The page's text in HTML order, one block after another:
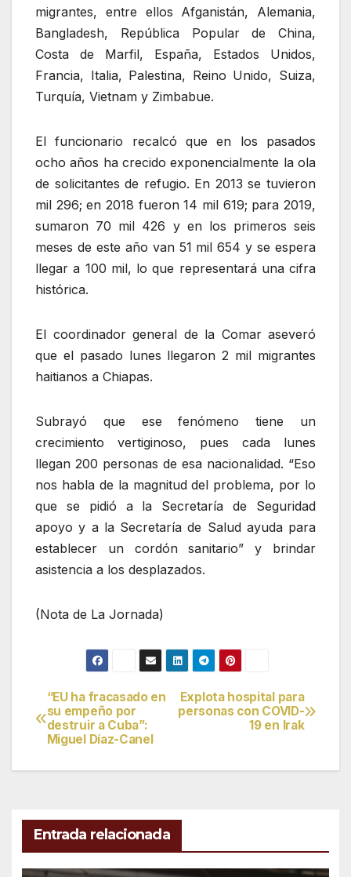
migrantes, entre ellos Afganistán, Alemania,
Bangladesh, República Popular de China,
Costa de Marfil, España, Estados Unidos,
Francia, Italia, Palestina, Reino Unido, Suiza,
Turquía, Vietnam y Zimbabue.
El funcionario recalcó que en los pasados
ocho años ha crecido exponencialmente la ola
de solicitantes de refugio. En 2013 se tuvieron
mil 296; en 2018 fueron 14 mil 619; para 2019,
sumaron 70 mil 426 y en los primeros seis
meses de este año van 51 mil 654 y se espera
llegar a 100 mil, lo que representará una cifra
histórica.
El coordinador general de la Comar aseveró
que el pasado lunes llegaron 2 mil migrantes
haitianos a Chiapas.
Subrayó que ese fenómeno tiene un
crecimiento vertiginoso, pues cada lunes
llegan 200 personas de esa nacionalidad. “Eso
nos habla de la magnitud del problema, por lo
que se pidió a la Secretaría de Seguridad
apoyo y a la Secretaría de Salud ayuda para
establecer un cordón sanitario” y brindar
asistencia a los desplazados.
(Nota de La Jornada)
Navegación
de
entradas
Explota hospital para
personas con COVID-
19 en Irak
“EU ha fracasado en
su empeño por
destruir a Cuba”:
Miguel Díaz-Canel
Entrada relacionada